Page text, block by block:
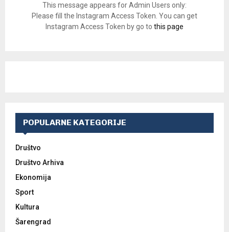
This message appears for Admin Users only:
Please fill the Instagram Access Token. You can get
Instagram Access Token by go to this page
POPULARNE KATEGORIJE
Društvo
Društvo Arhiva
Ekonomija
Sport
Kultura
Šarengrad